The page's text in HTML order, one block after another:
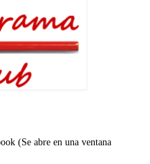
(Se abre en una ventana